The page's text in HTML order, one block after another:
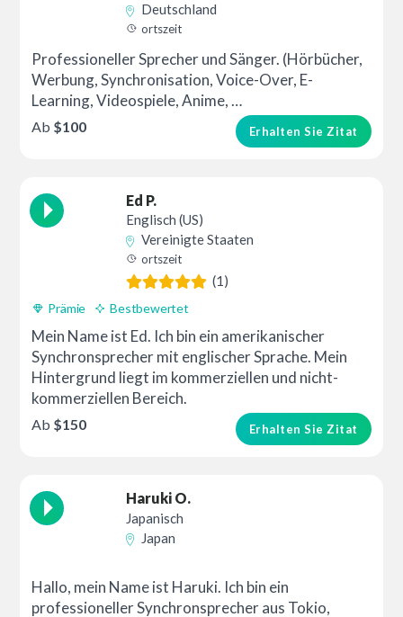
Deutschland
ortszeit
Professioneller Sprecher und Sänger. (Hörbücher,
Werbung, Synchronisation, Voice-Over, E-
Learning, Videospiele, Anime, …
Erhalten Sie Zitat
Ab $100
Ed P.
Englisch (US)
Vereinigte Staaten
ortszeit
(1)
Prämie Bestbewertet
Mein Name ist Ed. Ich bin ein amerikanischer
Synchronsprecher mit englischer Sprache. Mein
Hintergrund liegt im kommerziellen und nicht-
kommerziellen Bereich.
Erhalten Sie Zitat
Ab $150
Haruki O.
Japanisch
Japan
Hallo, mein Name ist Haruki. Ich bin ein
professioneller Synchronsprecher aus Tokio,